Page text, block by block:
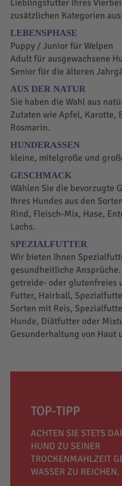
Lieblingsfutter Ihres
zusätzlichen Kategorien
LEBENSPHASE
Puppy / Junior für Welpen
Adult für ausgewachsene
Senior für die älteren
AUS DER NATUR
Sie haben die Wahl aus
Zutaten wie Apfel, Karotte,
Rosmarin.
HUNDERASSEN
kleine, mitelgroße und
GESCHMACK
Wählen Sie die bevorzugte
Ihres Hundes aus den
Rind, Fleisch-Mix, Hase,
Lachs.
SPEZIALFUTTER
Wir bieten Ihnen
gesundheitliche
getreide- oder glutenfreies
Futter, Hairball,
Sorten mit Reis,
Hunde, Diätfutter oder
Gesunderhaltung von Haut
TOP-TIPP
ACHTEN SIE STETS
HUND ZU SEINER
TROCKENMAHLZEIT
WASSER ZU REICHEN.